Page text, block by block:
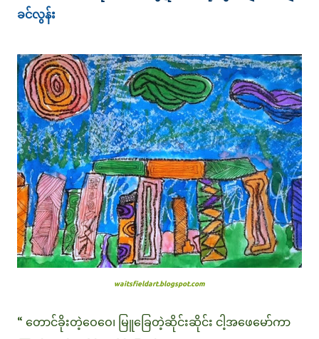
ခင်လွန်း
waitsfieldart.blogspot.com
“ တောင်ခိုးတဲ့ဝေဝေ၊ မြူခြေတဲ့ဆိုင်းဆိုင်း ငါ့အဖေမော်ကာ